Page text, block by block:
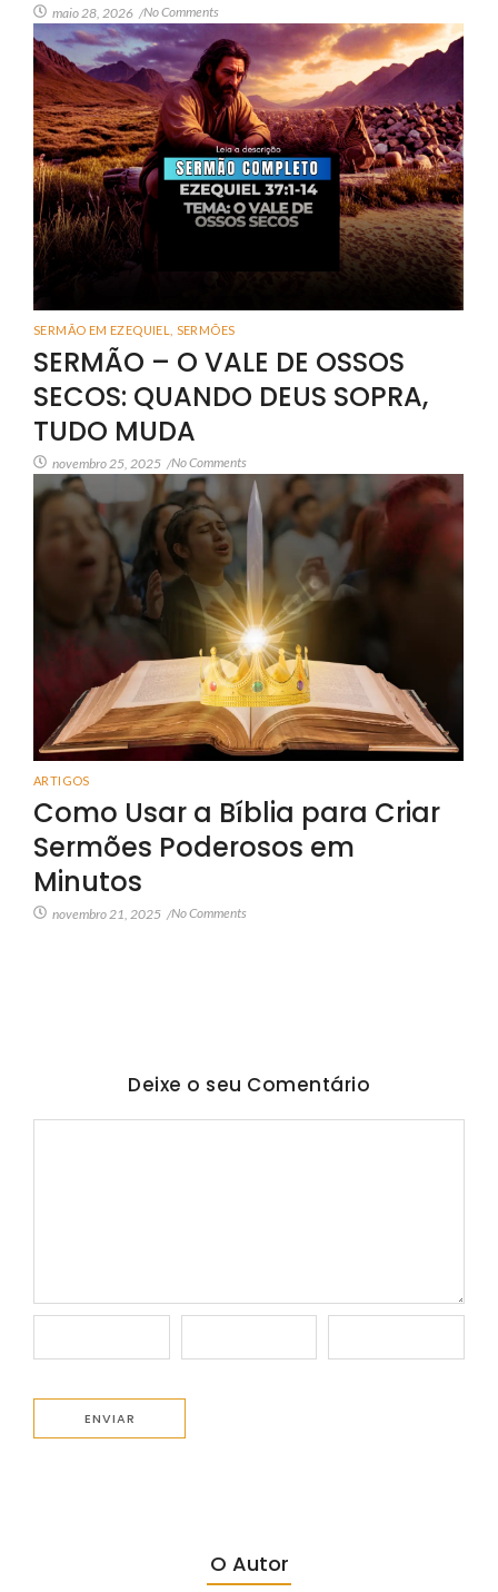
maio 28, 2026 /No Comments
SERMÃO EM EZEQUIEL SERMÕES
SERMÃO – O VALE DE OSSOS
SECOS: QUANDO DEUS SOPRA,
TUDO MUDA
novembro 25, 2025 /No Comments
ARTIGOS
Como Usar a Bíblia para Criar
Sermões Poderosos em
Minutos
novembro 21, 2025 /No Comments
Deixe o seu Comentário
O Autor